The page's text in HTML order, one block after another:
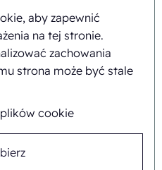
aby zapewnić
na tej stronie.
zachowania
strona może być stale
cookie